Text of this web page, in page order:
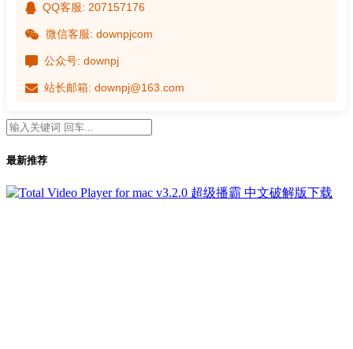
QQ客服: 207157176
微信客服: downpjcom
公众号: downpj
站长邮箱: downpj@163.com
最新推荐